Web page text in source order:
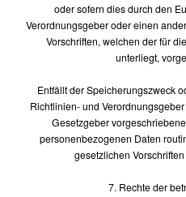
oder sofern dies durch den
Verordnungsgeber oder einen
Vorschriften, welchen der für
unterliegt,
Entfällt der Speicherungszweck
Richtlinien- und
Gesetzgeber
personenbezogenen Daten
gesetzlichen
7. Rechte der